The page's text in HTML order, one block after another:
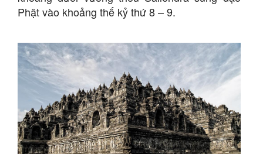
Phật vào khoảng thế kỷ thứ 8 – 9.